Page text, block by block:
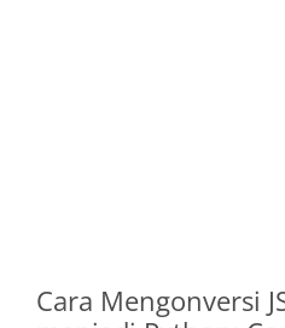
Cara Mengonversi